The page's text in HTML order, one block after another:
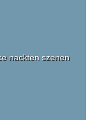
nackten szenen